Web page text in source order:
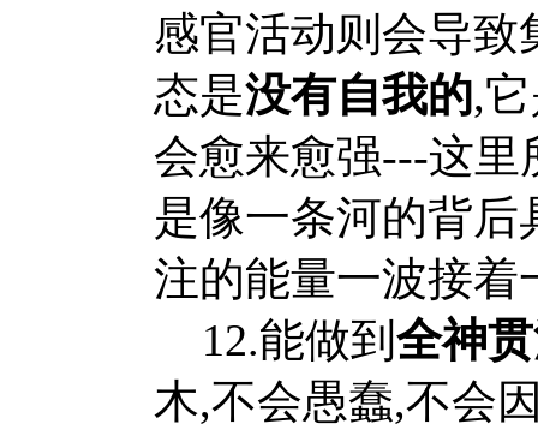
感官活动则会导致
态是没有自我的,
会愈来愈强---这里
是像一条河的背
注的能量一波接着
12.能做到 全神
木,不会愚蠢,不会